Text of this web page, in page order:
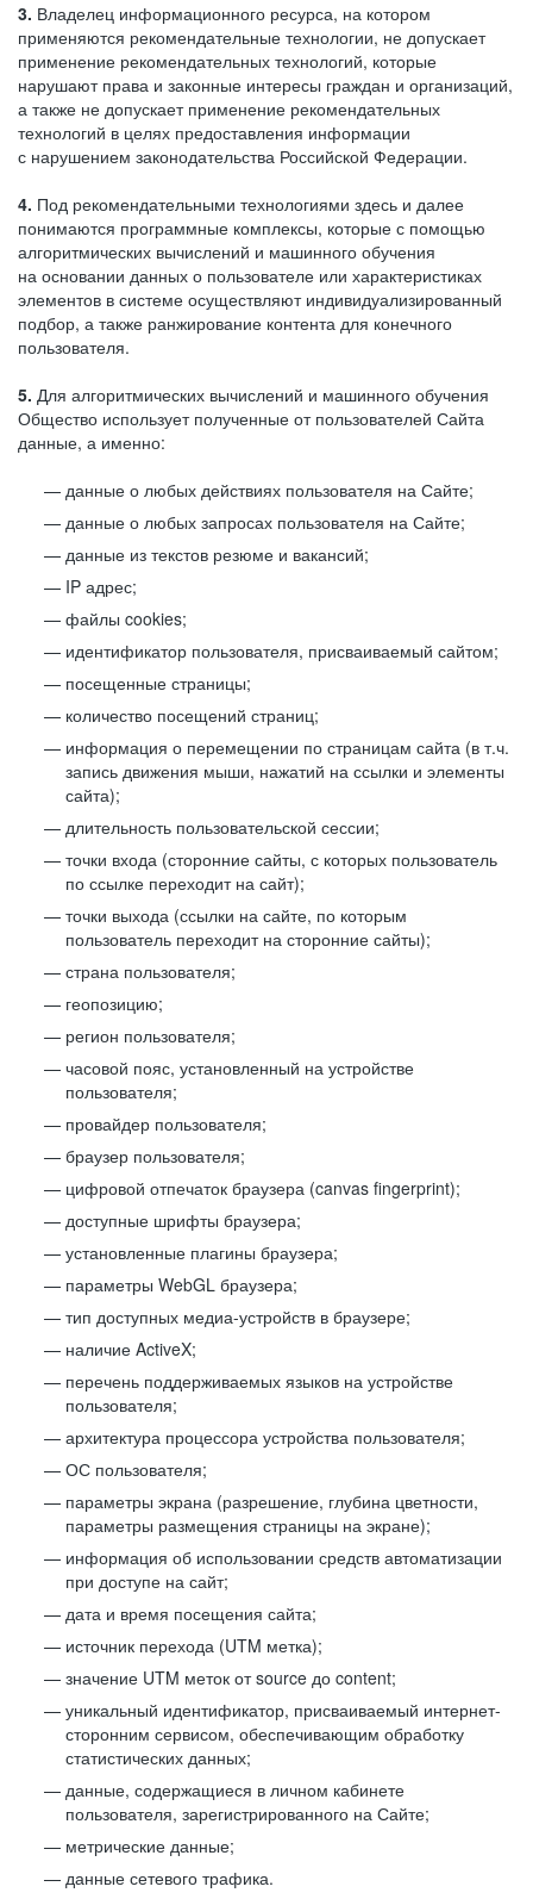
3. Владелец информационного ресурса, на котором
применяются рекомендательные технологии, не допускает
применение рекомендательных технологий, которые
нарушают права и законные интересы граждан и организаций,
а также не допускает применение рекомендательных
технологий в целях предоставления информации
с нарушением законодательства Российской Федерации.
4. Под рекомендательными технологиями здесь и далее
понимаются программные комплексы, которые с помощью
алгоритмических вычислений и машинного обучения
на основании данных о пользователе или характеристиках
элементов в системе осуществляют индивидуализированный
подбор, а также ранжирование контента для конечного
пользователя.
5. Для алгоритмических вычислений и машинного обучения
Общество использует полученные от пользователей Сайта
данные, а именно:
данные о любых действиях пользователя на Сайте;
данные о любых запросах пользователя на Сайте;
данные из текстов резюме и вакансий;
IP адрес;
файлы cookies;
идентификатор пользователя, присваиваемый сайтом;
посещенные страницы;
количество посещений страниц;
информация о перемещении по страницам сайта (в т.ч.
запись движения мыши, нажатий на ссылки и элементы
сайта);
длительность пользовательской сессии;
точки входа (сторонние сайты, с которых пользователь
по ссылке переходит на сайт);
точки выхода (ссылки на сайте, по которым
пользователь переходит на сторонние сайты);
страна пользователя;
геопозицию;
регион пользователя;
часовой пояс, установленный на устройстве
пользователя;
провайдер пользователя;
браузер пользователя;
цифровой отпечаток браузера (canvas fingerprint);
доступные шрифты браузера;
установленные плагины браузера;
параметры WebGL браузера;
тип доступных медиа-устройств в браузере;
наличие ActiveX;
перечень поддерживаемых языков на устройстве
пользователя;
архитектура процессора устройства пользователя;
ОС пользователя;
параметры экрана (разрешение, глубина цветности,
параметры размещения страницы на экране);
информация об использовании средств автоматизации
при доступе на сайт;
дата и время посещения сайта;
источник перехода (UTM метка);
значение UTM меток от source до content;
уникальный идентификатор, присваиваемый интернет-
сторонним сервисом, обеспечивающим обработку
статистических данных;
данные, содержащиеся в личном кабинете
пользователя, зарегистрированного на Сайте;
метрические данные;
данные сетевого трафика.